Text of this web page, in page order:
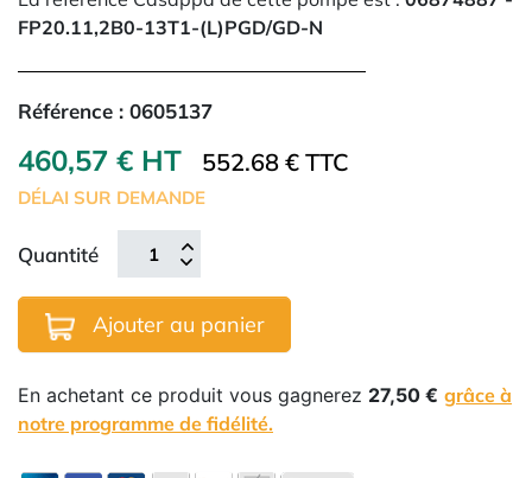
FP20.11,2B0-13T1-(L)PGD/GD-N
Référence : 0605137
460,57 € HT 552.68 € TTC
DÉLAI SUR DEMANDE
Quantité
Ajouter au panier
En achetant ce produit vous gagnerez 27,50 € grâce à
notre programme de fidélité.